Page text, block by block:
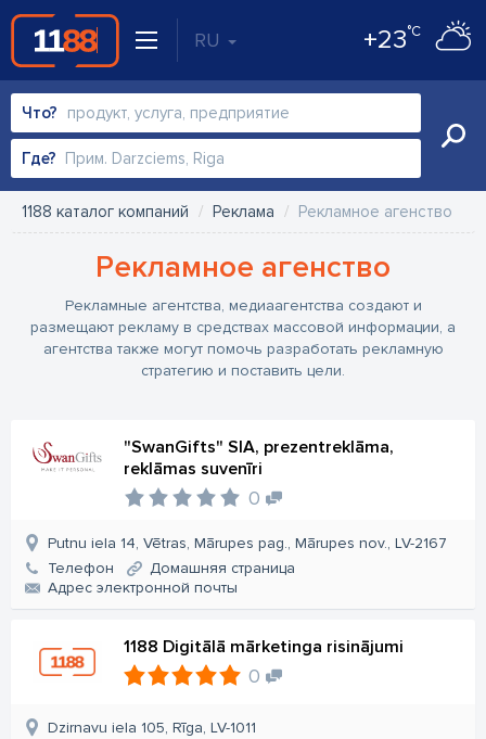
RU +23°C
Что?
Где?
1188 каталог компаний Реклама Рекламное агенство
Рекламное агенство
Рекламные агентства, медиаагентства создают и
размещают рекламу в средствах массовой информации, а
агентства также могут помочь разработать рекламную
стратегию и поставить цели.
"SwanGifts" SIA, prezentreklāma,
reklāmas suvenīri
0
Putnu iela 14, Vētras, Mārupes pag., Mārupes nov., LV-2167
Телефон
Домашняя страница
Aдрес электронной почты
1188 Digitālā mārketinga risinājumi
0
Dzirnavu iela 105, Rīga, LV-1011